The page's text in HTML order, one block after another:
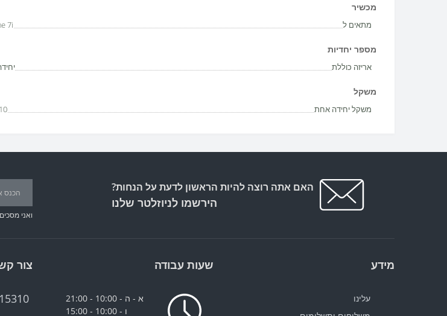
מכשיר
מתאים ל 7i
מספר יחדיות
אריזה כוללת
משקל
משקל יחידה אחת
האם אתה רוצה להיות הראשון לדעת על הנחות?
הירשמו לניוזלטר שלנו
ואני
מידע
עלינו
שעות עבודה
א - ה - 10:00 - 21:00
ו - 10:00 - 15:00
צור